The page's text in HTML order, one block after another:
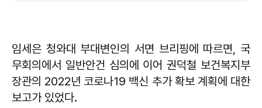
임세은 청와대 부대변인의 서면 브리핑에 따르면, 국
무회의에서 일반안건 심의에 이어 권덕철 보건복지부
장관의 2022년 코로나19 백신 추가 확보 계획에 대한
보고가 있었다.